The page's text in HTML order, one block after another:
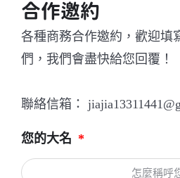
合作邀約
各種商務合作邀約，歡迎填
們，我們會盡快給您回覆！
聯絡信箱：
您的大名